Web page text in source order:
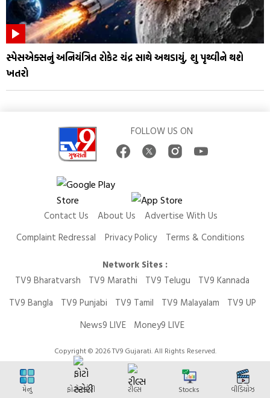
સ્પેસએક્સનું અનિયંત્રિત રોકેટ ચંદ્ર સાથે અથડાયું, શુ પૃથ્વીને થશે
ખતરો
FOLLOW US ON
Contact Us About Us
Advertise With Us
Complaint Redressal
Privacy Policy
Terms & Conditions
Network Sites :
TV9 Bharatvarsh
TV9 Marathi TV9 Telugu
TV9 Kannada
TV9 Bangla
TV9 Punjabi TV9 Tamil TV9 Malayalam
TV9 UP
News9 LIVE
Money9 LIVE
Copyright © 2026 TV9 Gujarati. All Rights Reserved.
મેનુ ફોટો સ્ટોરી રીલ્સ Stocks વીડિયોઝ